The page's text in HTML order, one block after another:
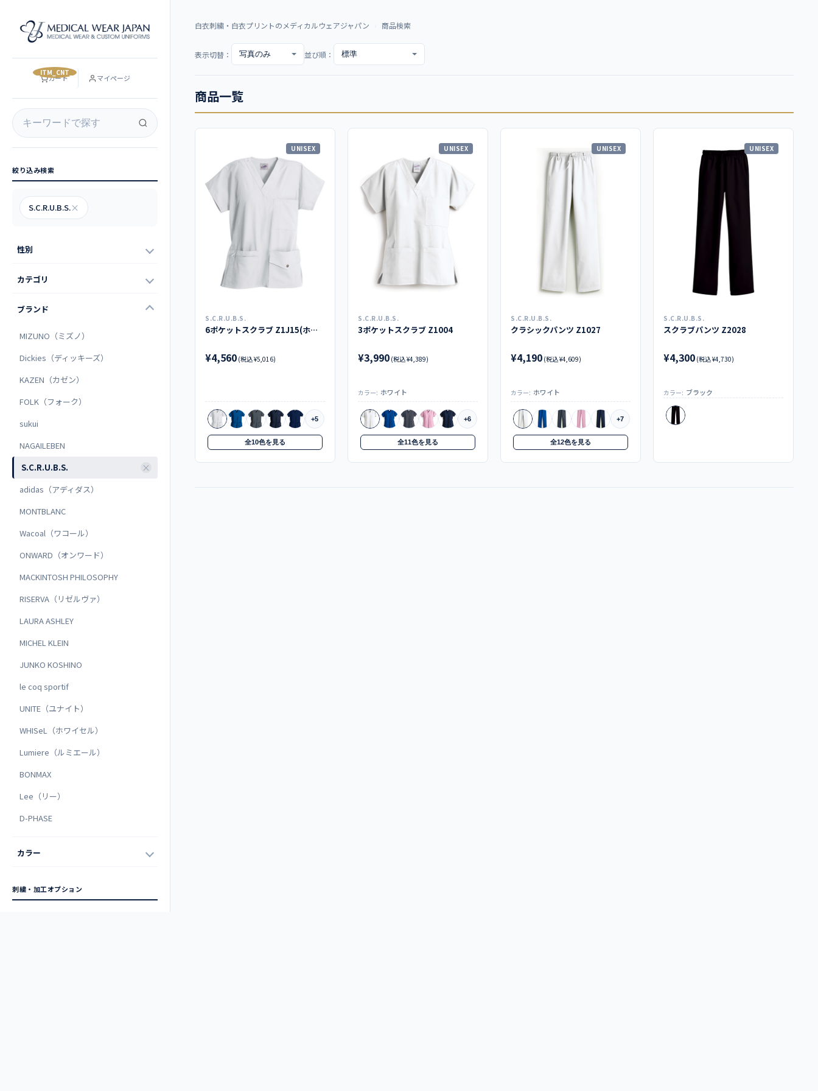
白衣刺繍・白衣プリントのメディカルウェアジャパン 商品検索
表示切替： 並び順：
商品一覧
UNISEX
S.C.R.U.B.S.
6ポケットスクラブ Z1J15(ホワイト)＜廃番色＞
¥4,560 (税込 ¥5,016)
+5
全10色を見る
UNISEX
S.C.R.U.B.S.
3ポケットスクラブ Z1004
¥3,990 (税込 ¥4,389)
カラー: ホワイト
+6
全11色を見る
UNISEX
S.C.R.U.B.S.
クラシックパンツ Z1027
¥4,190 (税込 ¥4,609)
カラー: ホワイト
+7
全12色を見る
UNISEX
S.C.R.U.B.S.
スクラブパンツ Z2028
¥4,300 (税込 ¥4,730)
カラー: ブラック
カート
__ITM_CNT__
マイページ
絞り込み検索
S.C.R.U.B.S.×
性別
カテゴリ
ブランド
MIZUNO（ミズノ）
Dickies（ディッキーズ）
KAZEN（カゼン）
FOLK（フォーク）
sukui
NAGAILEBEN
S.C.R.U.B.S.
adidas（アディダス）
MONTBLANC
Wacoal（ワコール）
ONWARD（オンワード）
MACKINTOSH PHILOSOPHY
RISERVA（リゼルヴァ）
LAURA ASHLEY
MICHEL KLEIN
JUNKO KOSHINO
le coq sportif
UNITE（ユナイト）
WHISeL（ホワイセル）
Lumiere（ルミエール）
BONMAX
Lee（リー）
D-PHASE
カラー
刺繍・加工オプション